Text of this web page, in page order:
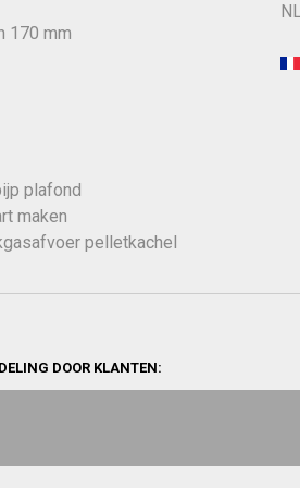
170 mm
plafond
maken
pelletkachel
DOOR KLANTEN: